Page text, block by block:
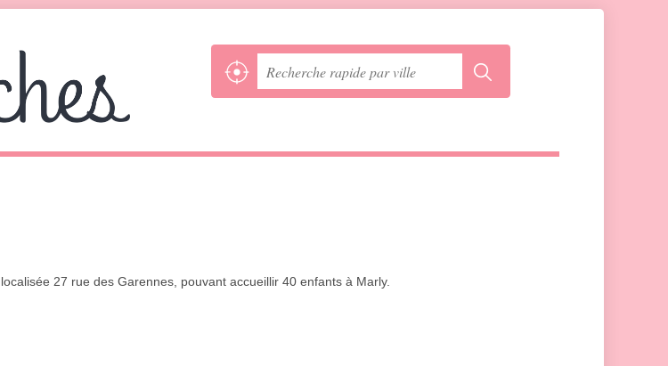
, localisée 27 rue des Garennes, pouvant accueillir 40 enfants à Marly.